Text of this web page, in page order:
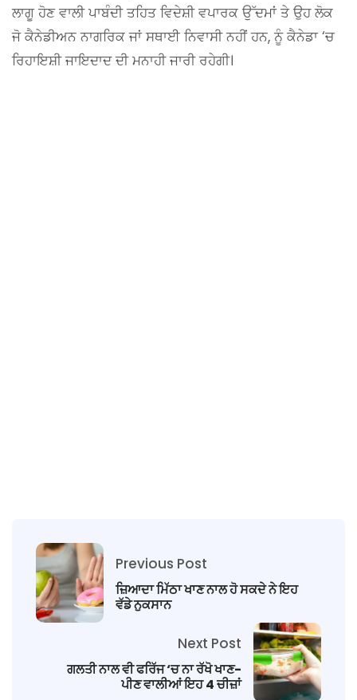
ਲਾਗੂ ਹੋਣ ਵਾਲੀ ਪਾਬੰਦੀ ਤਹਿਤ ਵਿਦੇਸ਼ੀ ਵਪਾਰਕ ਉੱਦਮਾਂ ਤੇ ਉਹ ਲੋਕ
ਜੋ ਕੈਨੇਡੀਅਨ ਨਾਗਰਿਕ ਜਾਂ ਸਥਾਈ ਨਿਵਾਸੀ ਨਹੀਂ ਹਨ, ਨੂੰ ਕੈਨੇਡਾ ‘ਚ
ਰਿਹਾਇਸ਼ੀ ਜਾਇਦਾਦ ਦੀ ਮਨਾਹੀ ਜਾਰੀ ਰਹੇਗੀ।
Previous Post
ਜ਼ਿਆਦਾ ਮਿੱਠਾ ਖਾਣ ਨਾਲ ਹੋ ਸਕਦੇ ਨੇ ਇਹ
ਵੱਡੇ ਨੁਕਸਾਨ
Next Post
ਗਲਤੀ ਨਾਲ ਵੀ ਫਰਿੱਜ ‘ਚ ਨਾ ਰੱਖੋ ਖਾਣ-
ਪੀਣ ਵਾਲੀਆਂ ਇਹ 4 ਚੀਜ਼ਾਂ